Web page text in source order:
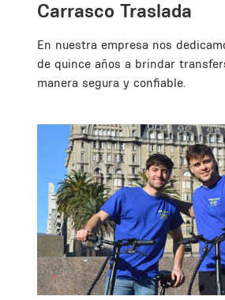
Carrasco Traslada
En nuestra empresa nos
de quince años a brindar
manera segura y confiable.